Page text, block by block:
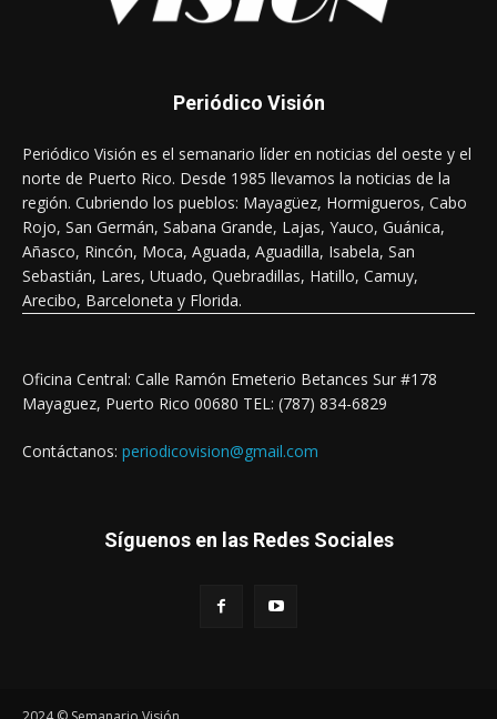
Periódico Visión
Periódico Visión es el semanario líder en noticias del oeste y el
norte de Puerto Rico. Desde 1985 llevamos la noticias de la
región. Cubriendo los pueblos: Mayagüez, Hormigueros, Cabo
Rojo, San Germán, Sabana Grande, Lajas, Yauco, Guánica,
Añasco, Rincón, Moca, Aguada, Aguadilla, Isabela, San
Sebastián, Lares, Utuado, Quebradillas, Hatillo, Camuy,
Arecibo, Barceloneta y Florida.
Oficina Central: Calle Ramón Emeterio Betances Sur #178
Mayaguez, Puerto Rico 00680 TEL: (787) 834-6829
Contáctanos: periodicovision@gmail.com
Síguenos en las Redes Sociales